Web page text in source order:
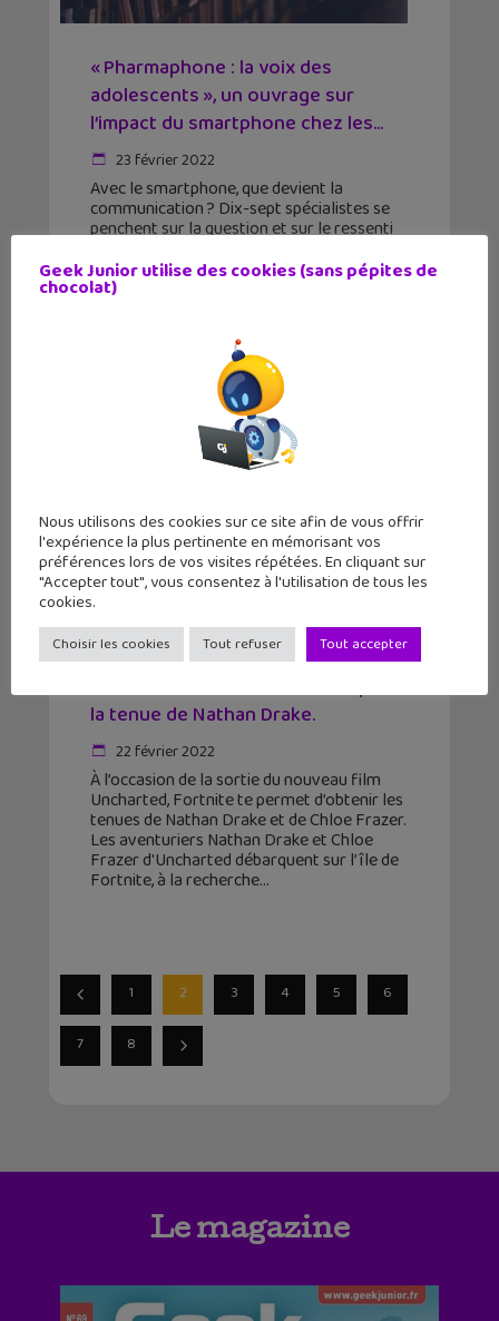
« Pharmaphone : la voix des
adolescents », un ouvrage sur
l’impact du smartphone chez les...
23 février 2022
Avec le smartphone, que devient la
communication ? Dix-sept spécialistes se
penchent sur la question et sur le ressenti
intéressera les professionnels de
l’éducation, mais aussi les parents.
Uncharted dans Fortnite : récupère
la tenue de Nathan Drake.
22 février 2022
À l’occasion de la sortie du nouveau film
Uncharted, Fortnite te permet d’obtenir les
tenues de Nathan Drake et de Chloe Frazer.
Les aventuriers Nathan Drake et Chloe
Frazer d'Uncharted débarquent sur l’île de
Fortnite, à la recherche
1 2 3 4 5 6
7 8
Le magazine
Geek Junior utilise des cookies (sans pépites de
chocolat)
Nous utilisons des cookies sur ce site afin de vous offrir
l'expérience la plus pertinente en mémorisant vos
préférences lors de vos visites répétées. En cliquant sur
"Accepter tout", vous consentez à l'utilisation de tous les
cookies.
Choisir les cookies Tout refuser Tout accepter